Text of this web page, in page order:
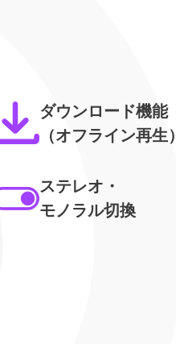
ダウンロード機能
（オフライン再生）
ステレオ・
モノラル切換